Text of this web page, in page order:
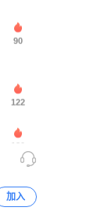
90
122
120
347
加入